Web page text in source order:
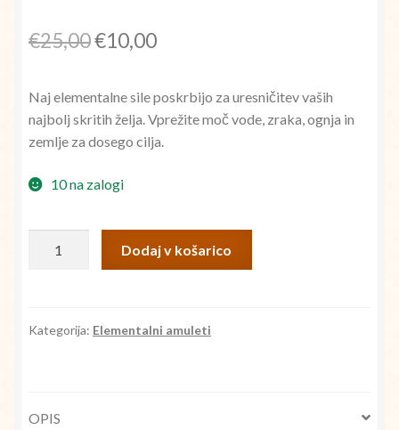
€25,00Izvirna
je
bila:
€10,00Trenutna
je:
€10,00.
Naj elementalne sile poskrbijo za uresničitev vaših
najbolj skritih želja. Vprežite moč vode, zraka, ognja in
zemlje za dosego cilja.
10 na zalogi
količina
Dodaj v košarico
Kategorija: Elementalni amuleti
OPIS